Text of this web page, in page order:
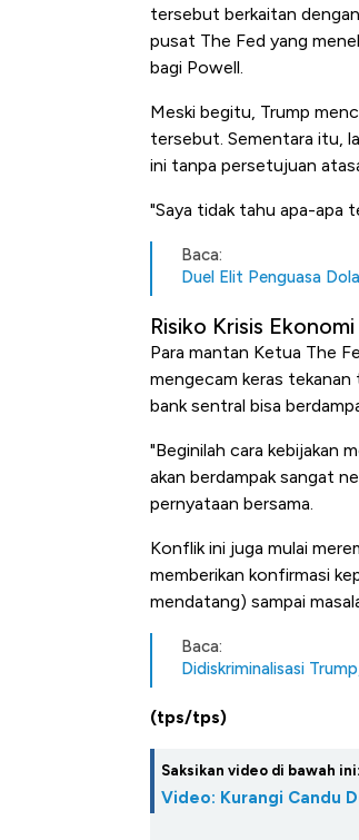
tersebut berkaitan
pusat The Fed yang
bagi Powell.
Meski begitu, Trump
tersebut. Sementara itu,
ini tanpa persetujuan
"Saya tidak tahu apa-apa
Baca:
Duel Elit Penguasa
Risiko Krisis
Para mantan Ketua The
mengecam keras
bank sentral bisa
"Beginilah cara kebijakan
akan berdampak sangat
pernyataan bersama.
Konflik ini juga mulai
memberikan konfirmasi
mendatang) sampai
Baca:
Didiskriminalisasi
(tps/tps)
Saksikan video di bawah ini:
Video: Kurangi Candu